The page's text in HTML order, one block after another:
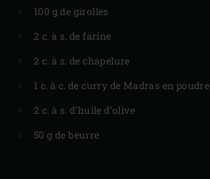
100 g de girolles
2 c. à s. de farine
2 c. à s. de chapelure
1 c. à c. de curry de Madras en poudre
2 c. à s. d’huile d’olive
50 g de beurre